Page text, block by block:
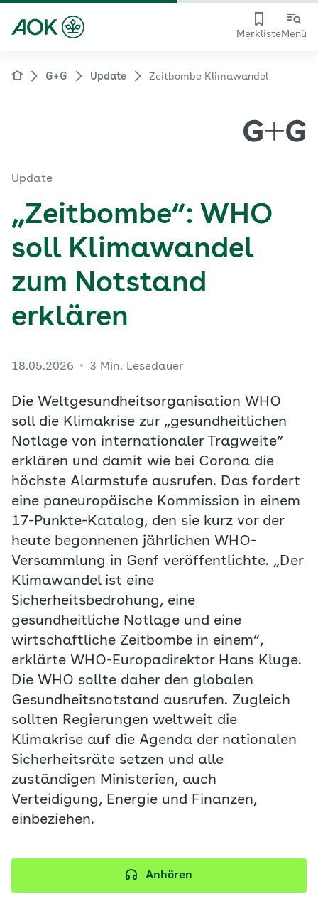
MerklisteMenü
G+G Update Zeitbombe Klimawandel
Update
„Zeitbombe“: WHO
soll Klimawandel
zum Notstand
erklären
18.05.2026 3 Min. Lesedauer
Die Weltgesundheitsorganisation WHO
soll die Klimakrise zur „gesundheitlichen
Notlage von internationaler Tragweite“
erklären und damit wie bei Corona die
höchste Alarmstufe ausrufen. Das fordert
eine paneuropäische Kommission in einem
17-Punkte-Katalog, den sie kurz vor der
heute begonnenen jährlichen WHO-
Versammlung in Genf veröffentlichte. „Der
Klimawandel ist eine
Sicherheitsbedrohung, eine
gesundheitliche Notlage und eine
wirtschaftliche Zeitbombe in einem“,
erklärte WHO-Europadirektor Hans Kluge.
Die WHO sollte daher den globalen
Gesundheitsnotstand ausrufen. Zugleich
sollten Regierungen weltweit die
Klimakrise auf die Agenda der nationalen
Sicherheitsräte setzen und alle
zuständigen Ministerien, auch
Verteidigung, Energie und Finanzen,
einbeziehen.
Anhören